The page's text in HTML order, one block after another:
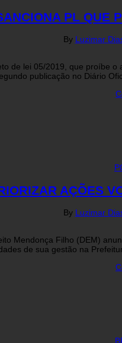
PL QUE
By Luzimar
de lei 05/2019, que proíbe
publicação no Diário
AÇÕES
By Luzimar
Mendonça Filho (DEM)
de sua gestão na